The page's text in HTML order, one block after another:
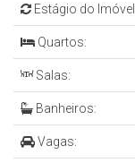
Estágio do
Quartos:
Salas:
Banheiros:
Vagas: